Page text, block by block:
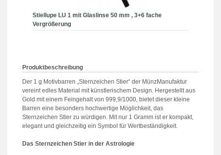
Stiellupe LU 1 mit Glaslinse 50 mm , 3+6 fache
Vergrößerung
Produktbeschreibung
Der 1 g Motivbarren „Sternzeichen Stier“ der MünzManufaktur
vereint edles Material mit künstlerischem Design. Hergestellt aus
Gold mit einem Feingehalt von 999,9/1000, bietet dieser kleine
Barren eine besonders hochwertige Möglichkeit, das
Sternzeichen Stier zu würdigen. Mit nur 1 Gramm ist er kompakt,
elegant und gleichzeitig ein Symbol für Wertbeständigkeit.
Das Sternzeichen Stier in der Astrologie